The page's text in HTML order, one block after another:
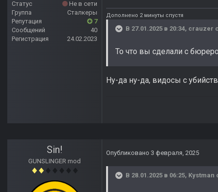
Статус
Не в сети
Группа
Сталкеры
Репутация
7
Сообщений
40
Регистрация
24.02.2023
Дополнено 2 минуты спустя
В 27.01.2025 в 20:34, crauzer
То что вы сделали с
Ну-да ну-да, видосы с
Sin!
GUNSLINGER mod
Опубликовано 3 февраля, 2025
В 28.01.2025 в 06:25, Kystman